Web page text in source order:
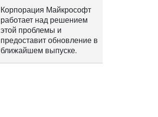
Корпорация Майкрософт
работает над решением
этой проблемы и
предоставит обновление в
ближайшем выпуске.